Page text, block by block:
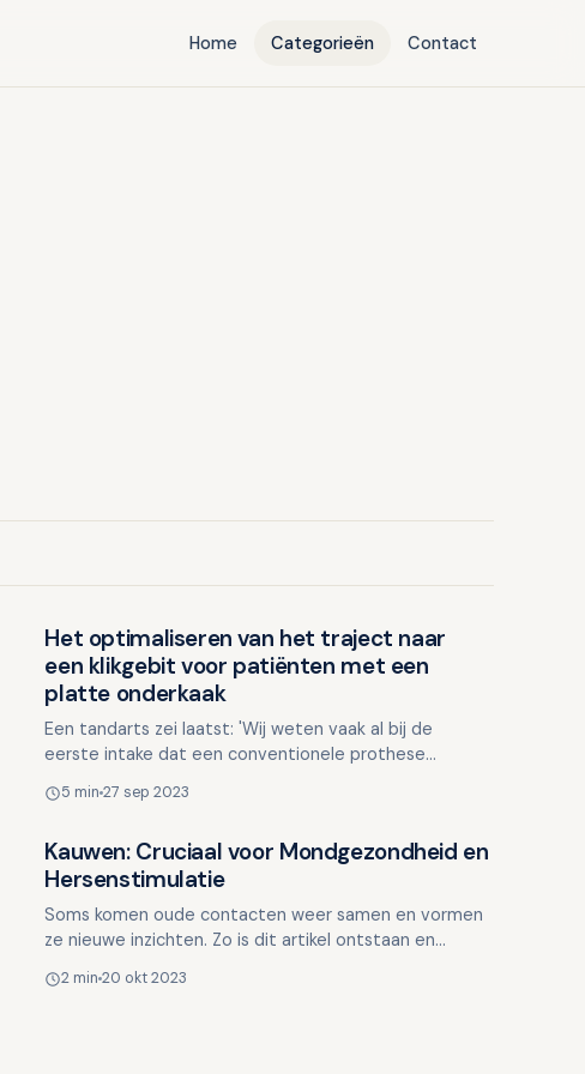
Home Categorieën Contact
Ouderen en mondgezondheid
Het optimaliseren van het traject naar
een klikgebit voor patiënten met een
platte onderkaak
Een tandarts zei laatst: 'Wij weten vaak al bij de
eerste intake dat een conventionele prothese
vergoeding. Het voe…
5 min27 sep 2023
Ouderen en mondgezondheid
Kauwen: Cruciaal voor Mondgezondheid en
Hersenstimulatie
Soms komen oude contacten weer samen en vormen
ze nieuwe inzichten. Zo is dit artikel ontstaan en
met hooglera…
2 min20 okt 2023